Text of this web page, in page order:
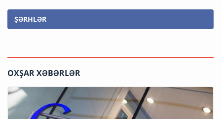
ŞƏRHLƏR
OXŞAR XƏBƏRLƏR